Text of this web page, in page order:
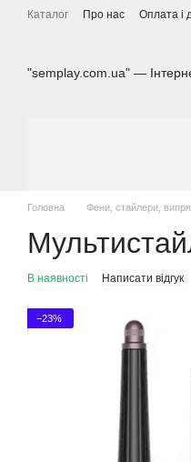
Перейти до основного
Каталог Про нас Оплата і
"semplay.com.ua" —
Головна Фени, стайлери,
В наявності Написати відгук
−23%